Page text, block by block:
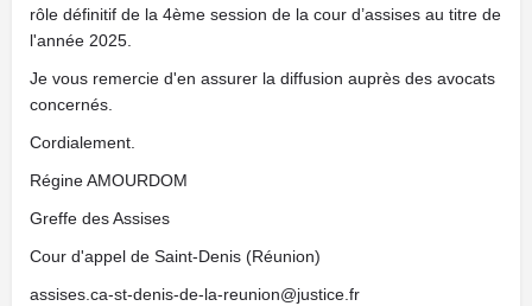
rôle définitif de la 4ème session de la cour d’assises au titre de
l'année 2025.
Je vous remercie d'en assurer la diffusion auprès des avocats
concernés.
Cordialement.
Régine AMOURDOM
Greffe des Assises
Cour d'appel de Saint-Denis (Réunion)
assises.ca-st-denis-de-la-reunion@justice.fr